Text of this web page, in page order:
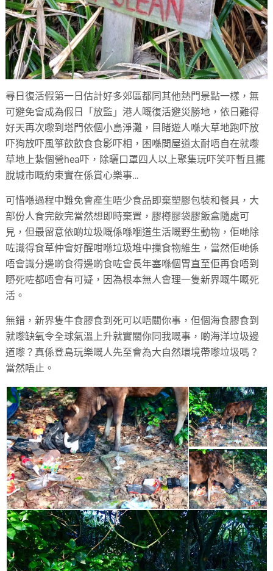
尋日復活假第一日估計好多郊區都同其他熱門景點一樣，無
可避免會成為假日「放監」港人嘅復活避災勝地，依日難得
好天再次嚟到塔門依個小島淨灘，目睹遊人喺大草地跑吓放
吓狗放吓風箏飲飲食食影吓相，困喺間屋道太耐唔自在就嚟
草地上紮個營hea吓，除曬口罩四人以上聚集玩吓笑吓暫且擺
脫城市嘅約束實在係賞心樂事…
可惜喺過程中難免會產生唔少食品即棄塑膠包裝和餐具，大
部份人食完飲完當然想即時棄置，膠樽膠袋膠飯盒隨處可
見，但最留意依啲垃圾嘅係喺嗰道生活嘅野生動物，佢哋除
咗識得食草仲會好醒咁喺垃圾堆中摷食物維生，當然佢哋係
唔會識分邊啲食得邊啲食咗會長年塞喺個胃直至佢再食唔到
嘢死咗都唔會有可疑，因為根本無人會理一隻新界嘅牛嘅死
活。
無錯，新界隻牛食膠食到死可以唔關你事，但個海食膠食到
就嚟缺氧令全球氣溫上升就實關你同我嘅事，啲海洋垃圾邊
道嚟？真係登島玩樂嘅人先至會為大自然環境帶嚟垃圾嗎？
當然唔止。